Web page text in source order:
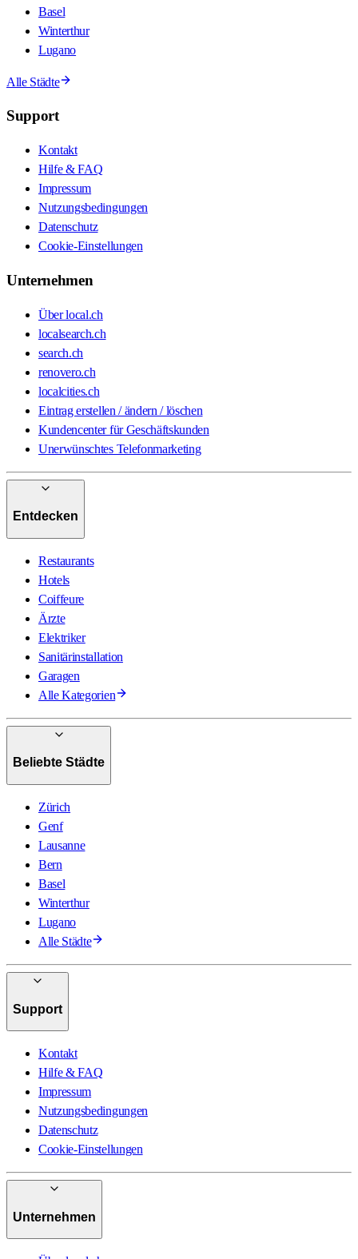
Basel
Winterthur
Lugano
Alle Städte
Support
Kontakt
Hilfe & FAQ
Impressum
Nutzungsbedingungen
Datenschutz
Cookie-Einstellungen
Unternehmen
Über local.ch
localsearch.ch
search.ch
renovero.ch
localcities.ch
Eintrag erstellen / ändern / löschen
Kundencenter für Geschäftskunden
Unerwünschtes Telefonmarketing
Entdecken
Restaurants
Hotels
Coiffeure
Ärzte
Elektriker
Sanitärinstallation
Garagen
Alle Kategorien
Beliebte Städte
Zürich
Genf
Lausanne
Bern
Basel
Winterthur
Lugano
Alle Städte
Support
Kontakt
Hilfe & FAQ
Impressum
Nutzungsbedingungen
Datenschutz
Cookie-Einstellungen
Unternehmen